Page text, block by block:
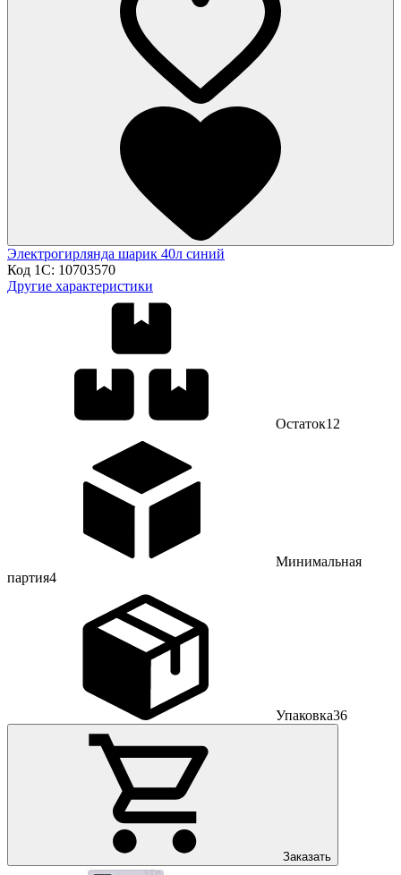
Электрогирлянда шарик 40л синий
Код 1С: 10703570
Другие характеристики
Остаток12
Минимальная
партия4
Упаковка36
Заказать